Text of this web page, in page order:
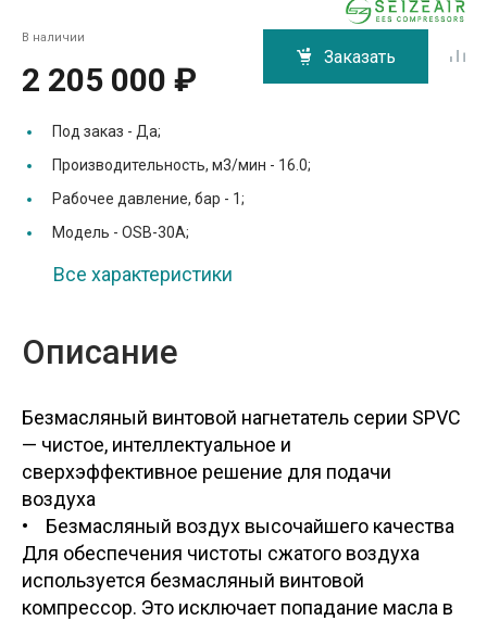
В наличии
2 205 000 ₽
Заказать
Под заказ - Да;
Производительность, м3/мин - 16.0;
Рабочее давление, бар - 1;
Модель - OSB-30A;
Все характеристики
Описание
Безмасляный винтовой нагнетатель серии SPVC
— чистое, интеллектуальное и
сверхэффективное решение для подачи
воздуха
• Безмасляный воздух высочайшего качества
Для обеспечения чистоты сжатого воздуха
используется безмасляный винтовой
компрессор. Это исключает попадание масла в